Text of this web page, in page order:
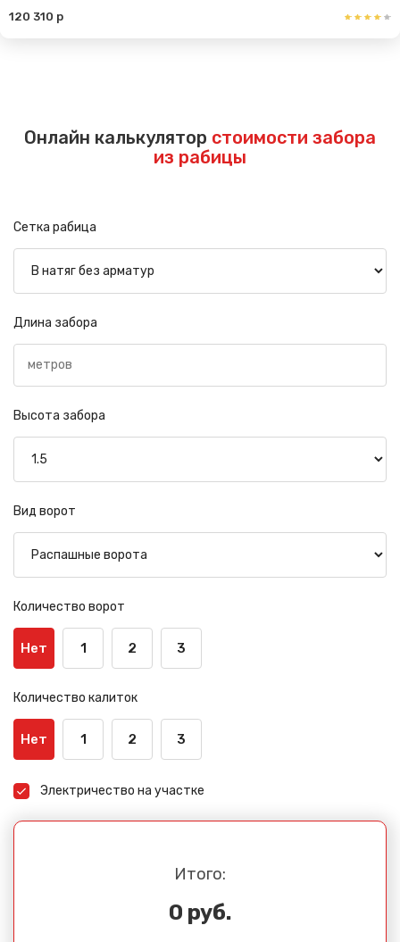
120 310 р
Онлайн калькулятор стоимости забора
из рабицы
Сетка рабица
Длина забора
Высота забора
Вид ворот
Количество ворот
Нет 1 2 3
Количество калиток
Нет 1 2 3
Электричество на участке
Итого:
0 руб.